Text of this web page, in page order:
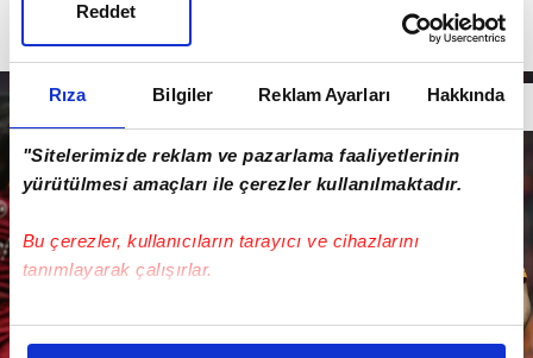
Rıza Bilgiler Reklam Ayarları Hakkında
"Sitelerimizde reklam ve pazarlama faaliyetlerinin
yürütülmesi amaçları ile çerezler kullanılmaktadır.
Bu çerezler, kullanıcıların tarayıcı ve cihazlarını
tanımlayarak çalışırlar.
Bu çerezlere izin vermeniz halinde sizlere özel
Reddet
- Trabzon ağlarına 2 gol bırakan Belhanda 3 şut pası
verdi.